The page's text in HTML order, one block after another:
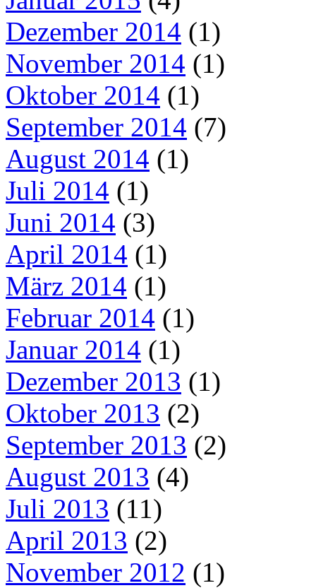
Dezember 2014 (1)
November 2014 (1)
Oktober 2014 (1)
September 2014 (7)
August 2014 (1)
Juli 2014 (1)
Juni 2014 (3)
April 2014 (1)
März 2014 (1)
Februar 2014 (1)
Januar 2014 (1)
Dezember 2013 (1)
Oktober 2013 (2)
September 2013 (2)
August 2013 (4)
Juli 2013 (11)
April 2013 (2)
November 2012 (1)